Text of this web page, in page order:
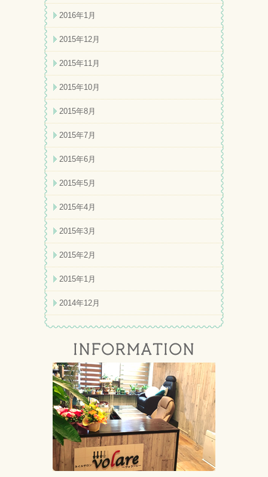
2016年1月
2015年12月
2015年11月
2015年10月
2015年8月
2015年7月
2015年6月
2015年5月
2015年4月
2015年3月
2015年2月
2015年1月
2014年12月